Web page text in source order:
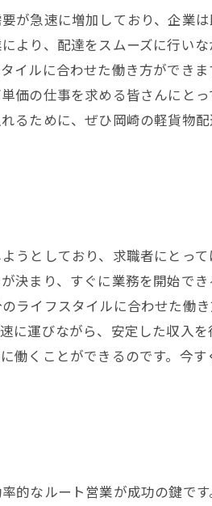
が急速に増加しており、企業
より、配達をスムーズに行い
イルに合わせた働き方ができ
価の仕事を求める皆さんにと
るために、ぜひ岡崎の軽貨物
うとしており、求職者にとっ
まり、すぐに業務を開始でき
ライフスタイルに合わせた働
運びながら、安定した収入を
働くことができるのです。今す
的なルート営業が成功の鍵で